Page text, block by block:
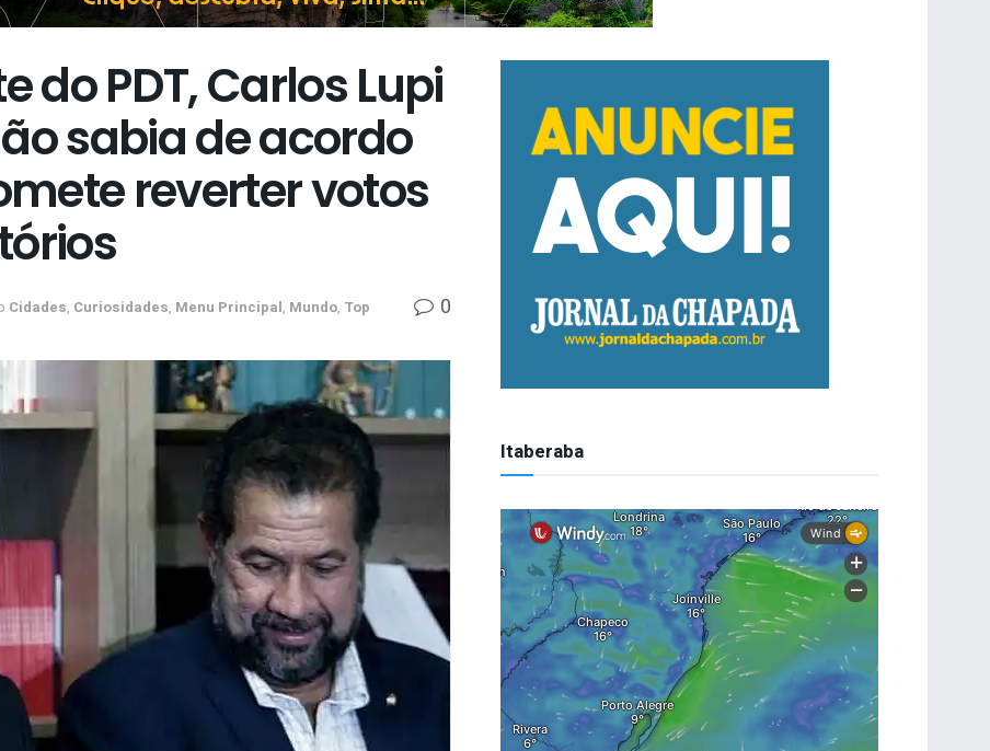
do PDT, Carlos Lupi
sabia de acordo
reverter votos
Cidades, Curiosidades, Menu Principal, Mundo, Top 0
Itaberaba